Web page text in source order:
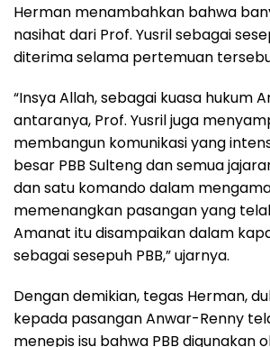
Herman menambahkan bahwa
nasihat dari Prof. Yusril sebagai
diterima selama pertemuan
“Insya Allah, sebagai kuasa hukum
antaranya, Prof. Yusril juga
membangun komunikasi yang
besar PBB Sulteng dan semua
dan satu komando dalam
memenangkan pasangan yang
Amanat itu disampaikan dalam
sebagai sesepuh PBB,” ujarnya.
Dengan demikian, tegas Herman,
kepada pasangan Anwar-Renny
menepis isu bahwa PBB digunakan